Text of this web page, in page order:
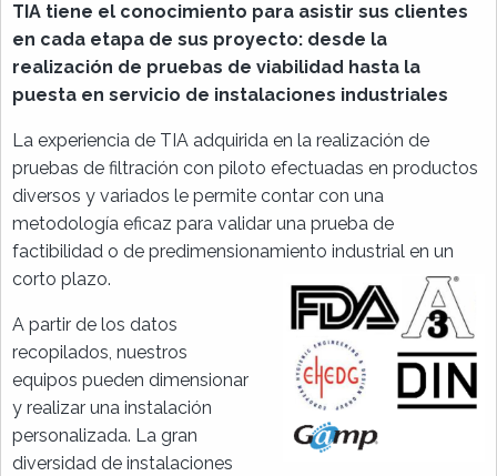
TIA tiene el conocimiento para asistir sus clientes
en cada etapa de sus proyecto: desde la
realización de pruebas de viabilidad hasta la
puesta en servicio de instalaciones industriales
La experiencia de TIA adquirida en la realización de
pruebas de filtración con piloto efectuadas en productos
diversos y variados le permite contar con una
metodología eficaz para validar una prueba de
factibilidad o de predimensionamiento industrial en un
corto plazo.
A partir de los datos
recopilados, nuestros
equipos pueden dimensionar
y realizar una instalación
personalizada. La gran
diversidad de instalaciones